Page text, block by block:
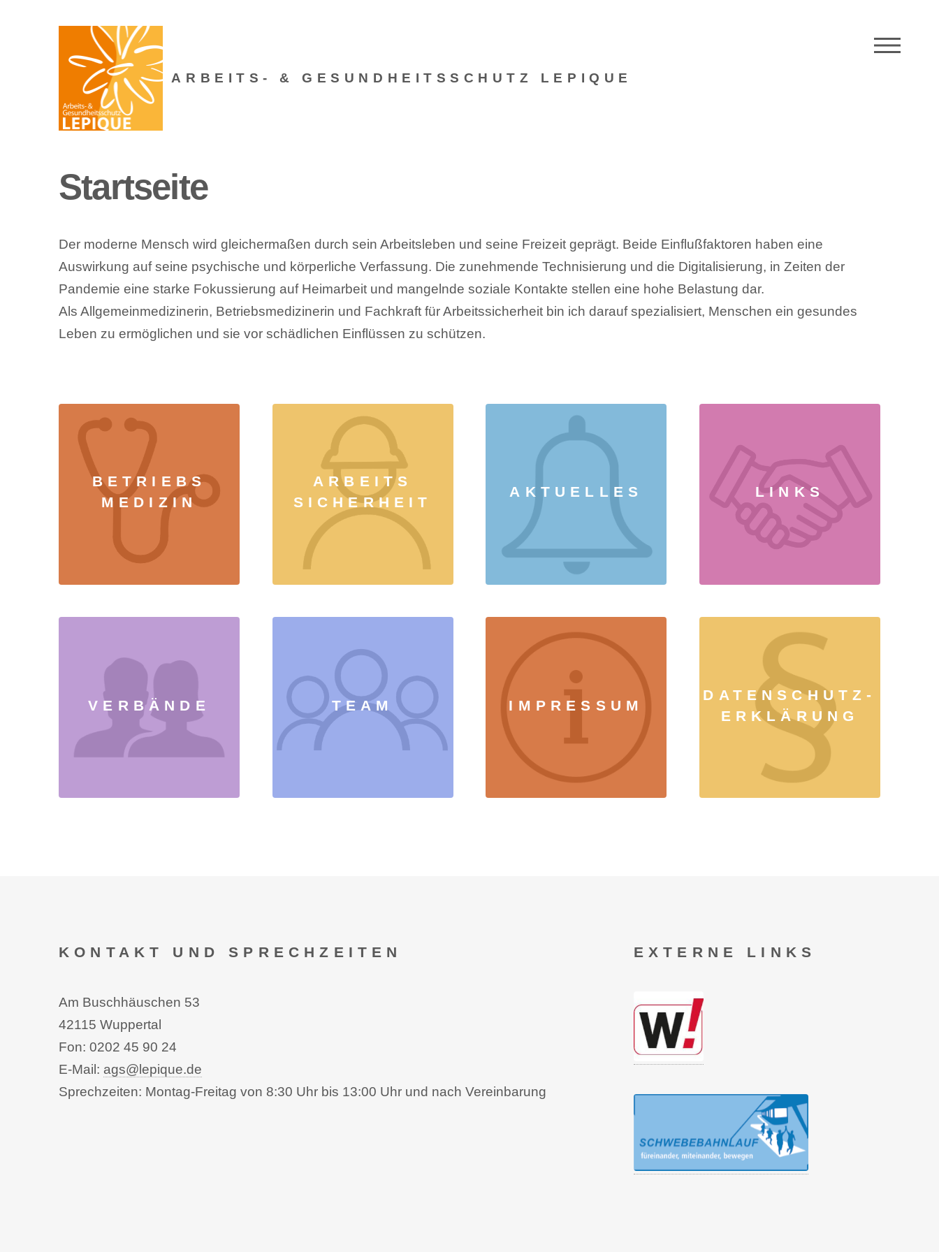
ARBEITS- & GESUNDHEITSSCHUTZ LEPIQUE
Startseite
Der moderne Mensch wird gleichermaßen durch sein Arbeitsleben und seine Freizeit geprägt. Beide Einflußfaktoren haben eine
Auswirkung auf seine psychische und körperliche Verfassung. Die zunehmende Technisierung und die Digitalisierung, in Zeiten der
Pandemie eine starke Fokussierung auf Heimarbeit und mangelnde soziale Kontakte stellen eine hohe Belastung dar.
Als Allgemeinmedizinerin, Betriebsmedizinerin und Fachkraft für Arbeitssicherheit bin ich darauf spezialisiert, Menschen ein gesundes
Leben zu ermöglichen und sie vor schädlichen Einflüssen zu schützen.
BETRIEBS
MEDIZIN
ARBEITS
SICHERHEIT
AKTUELLES LINKS
VERBÄNDE TEAM IMPRESSUM
DATENSCHUTZ-
ERKLÄRUNG
KONTAKT UND SPRECHZEITEN
Am Buschhäuschen 53
42115 Wuppertal
Fon: 0202 45 90 24
E-Mail: ags@lepique.de
Sprechzeiten: Montag-Freitag von 8:30 Uhr bis 13:00 Uhr und nach Vereinbarung
EXTERNE LINKS